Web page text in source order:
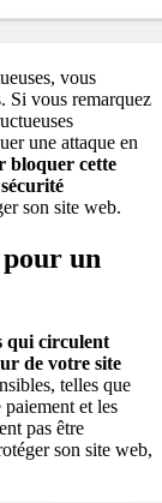
vous
Si vous remarquez
une attaque en
bloquer cette
son site web.
un
qui circulent
de votre site
telles que
et les
pas être
son site web,